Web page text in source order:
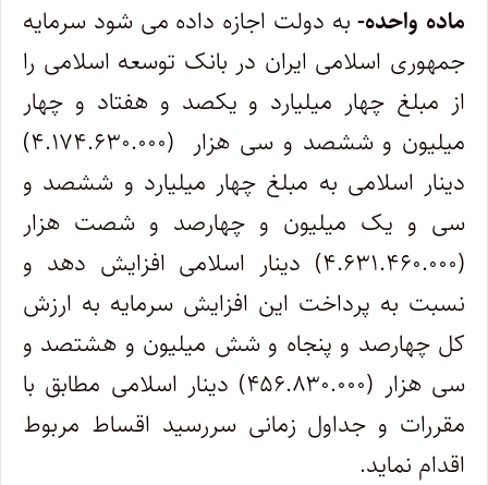
ماده واحده-به دولت اجازه داده می شود سرمایه
جمهوری اسلامی ایران در بانک توسعه اسلامی را
از مبلغ چهار میلیارد و یکصد و هفتاد و چهار
میلیون و ششصد و سی هزار (۴.۱۷۴.۶۳۰.۰۰۰)
دینار اسلامی به مبلغ چهار میلیارد و ششصد و
سی و یک میلیون و چهارصد و شصت هزار
(۴.۶۳۱.۴۶۰.۰۰۰) دینار اسلامی افزایش دهد و
نسبت به پرداخت این افزایش سرمایه به ارزش
کل چهارصد و پنجاه و شش میلیون و هشتصد و
سی هزار (۴۵۶.۸۳۰.۰۰۰) دینار اسلامی مطابق با
مقررات و جداول زمانی سررسید اقساط مربوط
اقدام نماید.